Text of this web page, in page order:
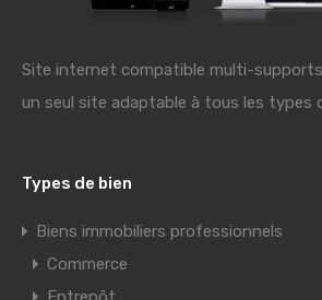
Site internet compatible multi-
un seul site adaptable à tous les types
Types de bien
Biens immobiliers professionnels
Commerce